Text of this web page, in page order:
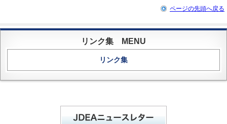
ページの先頭へ戻る
リンク集